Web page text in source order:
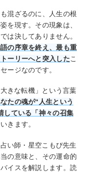
混ざるのに、人生の根
を現す。その現象は、
は決してありません。
の序章を終え、最も重
ーリーへと突入したこ
ージなのです。
きな転機」という言葉
たの魂が“人生という
している「神々の召集
きます。
い師・星空こもぴ先生
の意味と、その運命的
イスを解説します。読